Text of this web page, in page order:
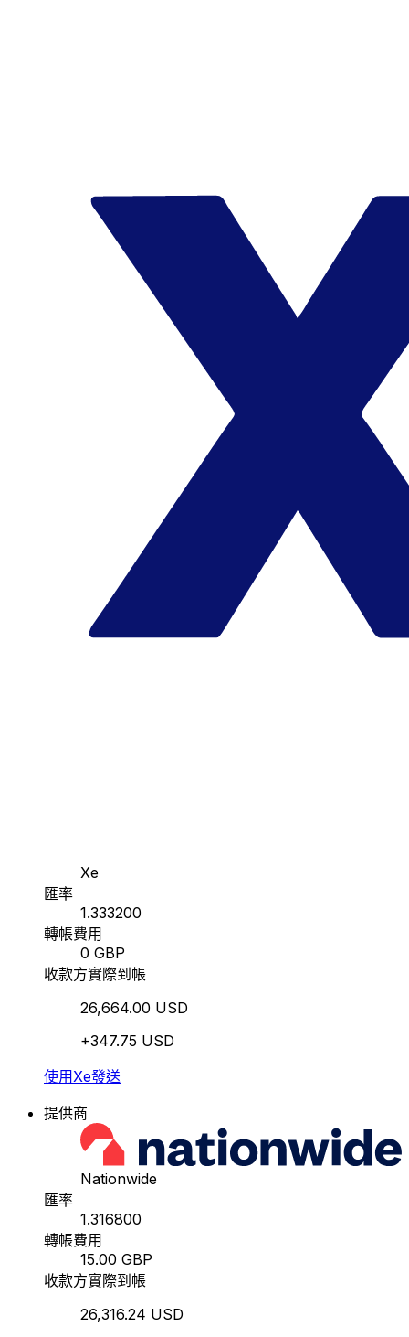
Xe
匯率
1.333200
轉帳費用
0 GBP
收款方實際到帳
26,664.00 USD
+347.75 USD
使用Xe發送
提供商
Nationwide
匯率
1.316800
轉帳費用
15.00 GBP
收款方實際到帳
26,316.24 USD